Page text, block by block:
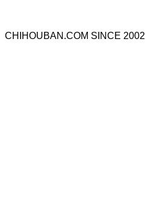
CHIHOUBAN.COM SINCE 2002